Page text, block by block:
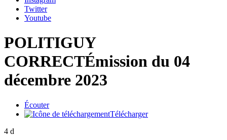
Twitter
Youtube
POLITIGUY
CORRECTÉmission du 04
décembre 2023
Écouter
Télécharger
4 d